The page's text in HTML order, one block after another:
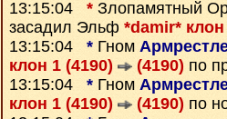
13:15:04 * Злопамятный
засадил Эльф *damir* клон
13:15:04 * Гном
клон 1 (4190)
(4190) по
13:15:04 * Гном
клон 1 (4190)
(4190) по